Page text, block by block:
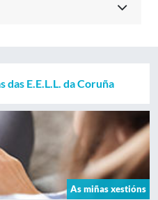
das E.E.L.L. da Coruña
As miñas xestións